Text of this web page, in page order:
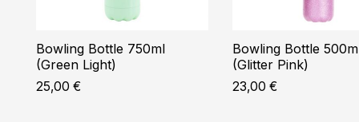
Bowling Bottle 750ml
(Green Light)
25,00 €
Bowling Bottle
(Glitter Pink)
23,00 €